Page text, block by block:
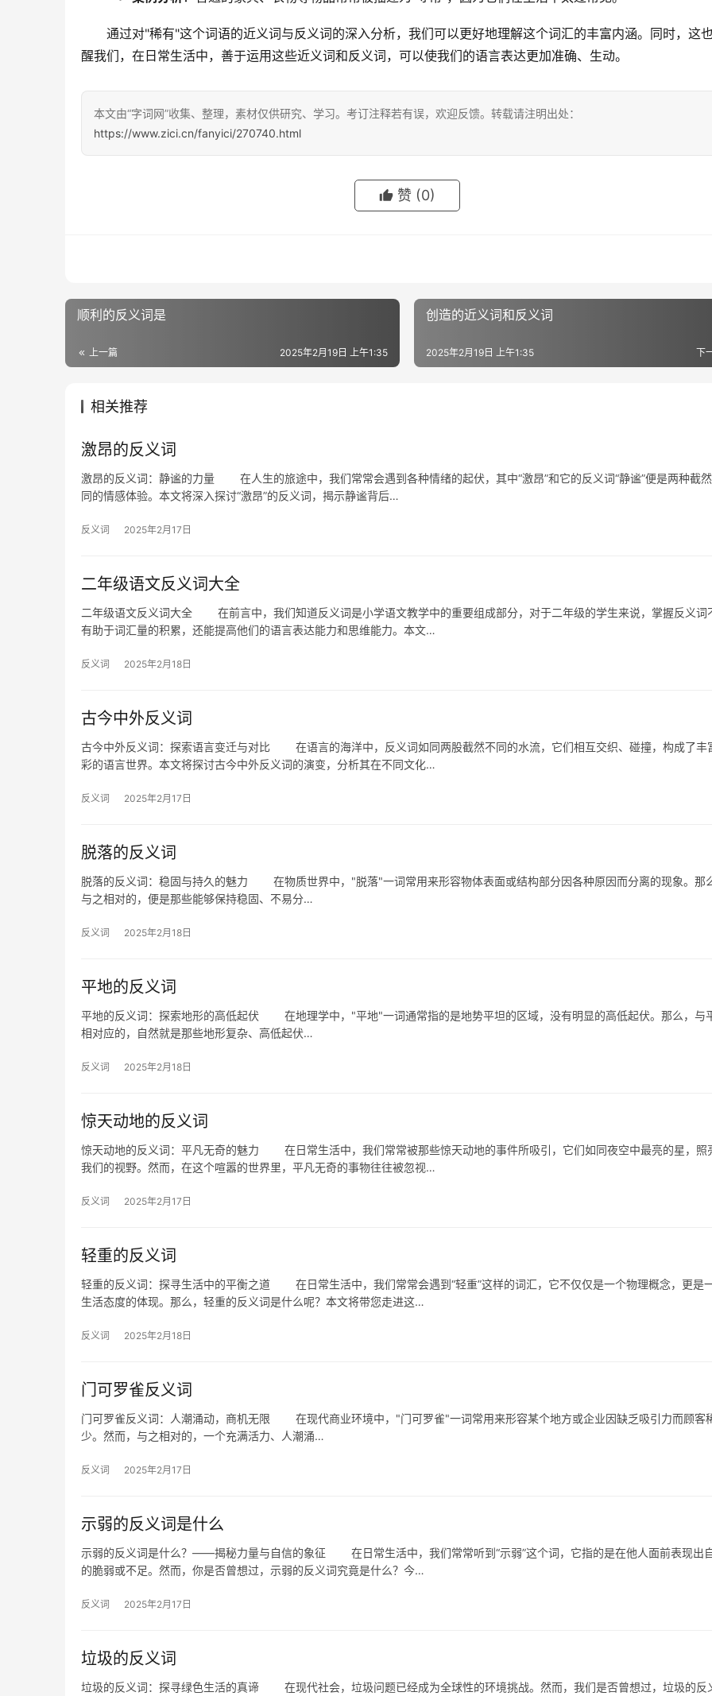
通过对"稀有"这个词语的近义词与反义词的深入分析，我们可以更好地理解这个词汇的丰富内涵。同时，这
醒我们，在日常生活中，善于运用这些近义词和反义词，可以使我们的语言表达更加准确、生动。
本文由“字词网”收集、整理，素材仅供研究、学习。考订注释若有误，欢迎反馈。转载请注明出处：
https://www.zici.cn/fanyici/270740.html
赞 (0)
顺利的反义词是
上一篇 2025年2月19日 上午1:35
创造的近义词和反义词
下
2025年2月19日 上午1:35
相关推荐
激昂的反义词
激昂的反义词：静谧的力量 在人生的旅途中，我们常常会遇到各种情绪的起伏，其中“激昂”和它的反义词“静谧”便是两种截
同的情感体验。本文将深入探讨“激昂”的反义词，揭示静谧背后…
反义词 2025年2月17日
二年级语文反义词大全
二年级语文反义词大全 在前言中，我们知道反义词是小学语文教学中的重要组成部分，对于二年级的学生来说，掌握反义词
有助于词汇量的积累，还能提高他们的语言表达能力和思维能力。本文…
反义词 2025年2月18日
古今中外反义词
古今中外反义词：探索语言变迁与对比 在语言的海洋中，反义词如同两股截然不同的水流，它们相互交织、碰撞，构成了丰
彩的语言世界。本文将探讨古今中外反义词的演变，分析其在不同文化…
反义词 2025年2月17日
脱落的反义词
脱落的反义词：稳固与持久的魅力 在物质世界中，"脱落"一词常用来形容物体表面或结构部分因各种原因而分离的现象。那
与之相对的，便是那些能够保持稳固、不易分…
反义词 2025年2月18日
平地的反义词
平地的反义词：探索地形的高低起伏 在地理学中，"平地"一词通常指的是地势平坦的区域，没有明显的高低起伏。那么，与
相对应的，自然就是那些地形复杂、高低起伏…
反义词 2025年2月18日
惊天动地的反义词
惊天动地的反义词：平凡无奇的魅力 在日常生活中，我们常常被那些惊天动地的事件所吸引，它们如同夜空中最亮的星，照
我们的视野。然而，在这个喧嚣的世界里，平凡无奇的事物往往被忽视…
反义词 2025年2月17日
轻重的反义词
轻重的反义词：探寻生活中的平衡之道 在日常生活中，我们常常会遇到“轻重”这样的词汇，它不仅仅是一个物理概念，更是
生活态度的体现。那么，轻重的反义词是什么呢？本文将带您走进这…
反义词 2025年2月18日
门可罗雀反义词
门可罗雀反义词：人潮涌动，商机无限 在现代商业环境中，"门可罗雀"一词常用来形容某个地方或企业因缺乏吸引力而顾客
少。然而，与之相对的，一个充满活力、人潮涌…
反义词 2025年2月17日
示弱的反义词是什么
示弱的反义词是什么？——揭秘力量与自信的象征 在日常生活中，我们常常听到“示弱”这个词，它指的是在他人面前表现出
的脆弱或不足。然而，你是否曾想过，示弱的反义词究竟是什么？今…
反义词 2025年2月17日
垃圾的反义词
垃圾的反义词：探寻绿色生活的真谛 在现代社会，垃圾问题已经成为全球性的环境挑战。然而，我们是否曾想过，垃圾的反